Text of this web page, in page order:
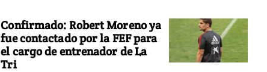
Confirmado: Robert Moreno ya
fue contactado por la FEF para
el cargo de entrenador de La
Tri